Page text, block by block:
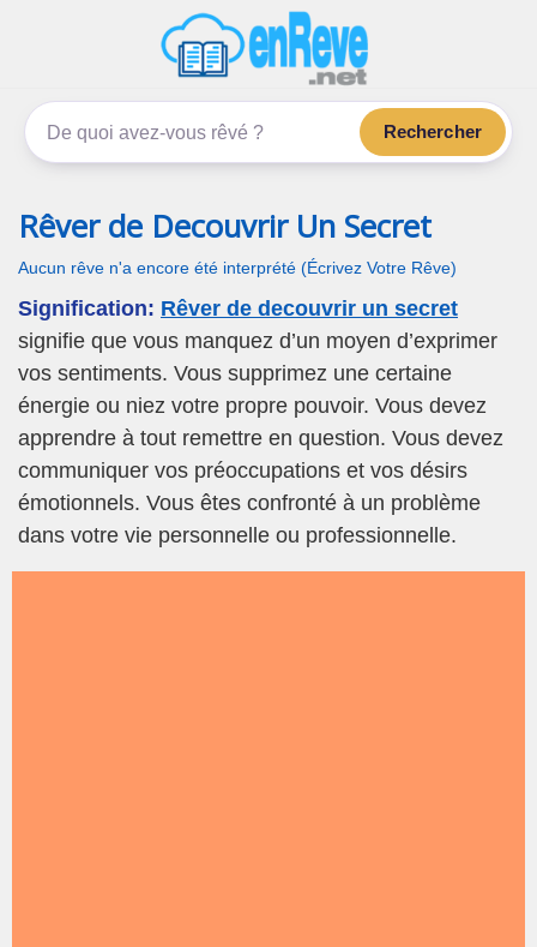
enReve.net
Les rêves, c'est plus que ça
Rechercher
Rêver de Decouvrir Un Secret
Aucun rêve n'a encore été interprété (Écrivez Votre Rêve)
Signification: Rêver de decouvrir un secret
signifie que vous manquez d’un moyen d’exprimer
vos sentiments. Vous supprimez une certaine
énergie ou niez votre propre pouvoir. Vous devez
apprendre à tout remettre en question. Vous devez
communiquer vos préoccupations et vos désirs
émotionnels. Vous êtes confronté à un problème
dans votre vie personnelle ou professionnelle.